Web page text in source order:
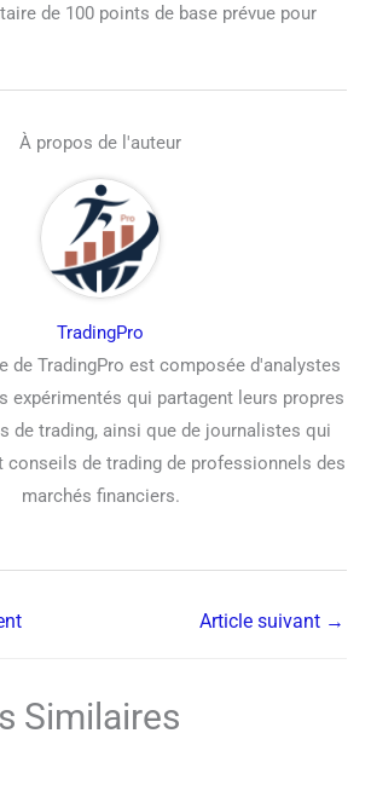
de 100 points de base prévue pour
À propos de l'auteur
TradingPro
de TradingPro est composée d'analystes
expérimentés qui partagent leurs propres
de trading, ainsi que de journalistes qui
conseils de trading de professionnels des
marchés financiers.
Article suivant →
Similaires